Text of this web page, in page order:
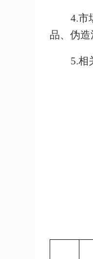
4.市
品、伪
5.相